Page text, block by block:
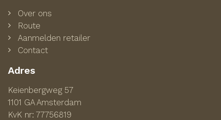
Over ons
Route
Aanmelden retailer
Contact
Adres
Keienbergweg 57
1101 GA Amsterdam
KvK nr: 77756819